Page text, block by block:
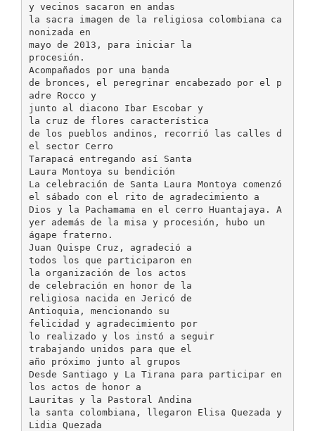
y vecinos sacaron en andas
la sacra imagen de la religiosa colombiana ca
nonizada en
mayo de 2013, para iniciar la
procesión.
Acompañados por una banda
de bronces, el peregrinar encabezado por el p
adre Rocco y
junto al diacono Ibar Escobar y
la cruz de flores característica
de los pueblos andinos, recorrió las calles d
el sector Cerro
Tarapacá entregando así Santa
Laura Montoya su bendición
La celebración de Santa Laura Montoya comenzó
el sábado con el rito de agradecimiento a
Dios y la Pachamama en el cerro Huantajaya. A
yer además de la misa y procesión, hubo un
ágape fraterno.
Juan Quispe Cruz, agradeció a
todos los que participaron en
la organización de los actos
de celebración en honor de la
religiosa nacida en Jericó de
Antioquia, mencionando su
felicidad y agradecimiento por
lo realizado y los instó a seguir
trabajando unidos para que el
año próximo junto al grupos
Desde Santiago y La Tirana para participar en
los actos de honor a
Lauritas y la Pastoral Andina
la santa colombiana, llegaron Elisa Quezada y
Lidia Quezada